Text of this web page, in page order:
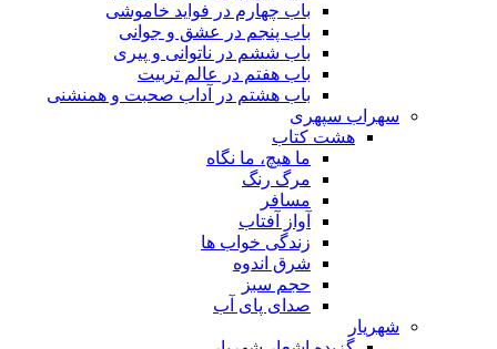
باب چهارم در فواید خاموشى
باب پنجم در عشق و جوانى
باب ششم در ناتوانى و پیرى
باب هفتم در عالم تربیت
باب هشتم در آداب صحبت و همنشنى
سهراب سپهری
هشت کتاب
ما هیچ، ما نگاه
مرگ رنگ
مسافر
آواز آفتاب
زندگی خواب ها
شرق اندوه
حجم سبز
صدای پای آب
شهریار